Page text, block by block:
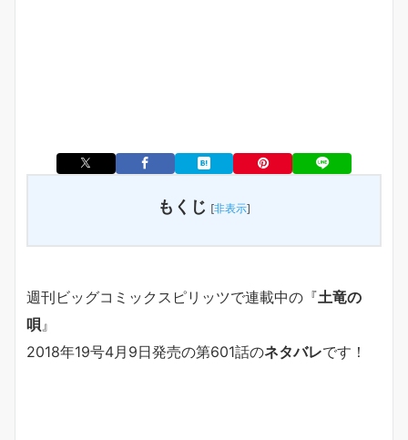
もくじ [非表示]
週刊ビッグコミックスピリッツで連載中の『土竜の
唄 』
2018年19号4月9日発売の第601話のネタバレです！